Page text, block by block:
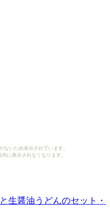
ないため表示されています。
に表示されなくなります。
生醤油うどんのセット・